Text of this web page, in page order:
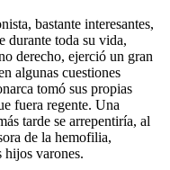
bastante interesantes,
durante toda su vida,
derecho, ejerció un gran
algunas cuestiones
tomó sus propias
fuera regente. Una
tarde se arrepentiría, al
de la hemofilia,
hijos varones.